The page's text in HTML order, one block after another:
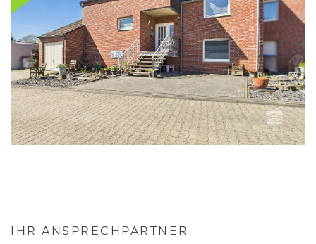
IHR ANSPRECHPARTNER